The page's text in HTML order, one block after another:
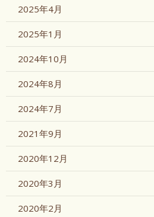
2025年4月
2025年1月
2024年10月
2024年8月
2024年7月
2021年9月
2020年12月
2020年3月
2020年2月